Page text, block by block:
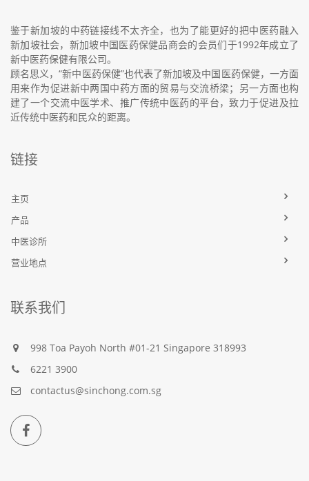
鉴于新加坡的中药链接线不太齐全，也为了能更好的把中医药融入
新加坡社会，新加坡中国医药保健品商会的会员们于1992年成立了
新中医药保健有限公司。
顾名思义，“新中医药保健”也代表了新加坡及中国医药保健，一方面
用来作为促进新中两国中药方面的贸易与交流桥梁；另一方面也构
建了一个交流中医学术、推广传统中医药的平台，致力于促进及拉
近传统中医药和民众的距离。
链接
主页
产品
中医诊所
营业地点
联系我们
998 Toa Payoh North #01-21 Singapore 318993
6221 3900
contactus@sinchong.com.sg